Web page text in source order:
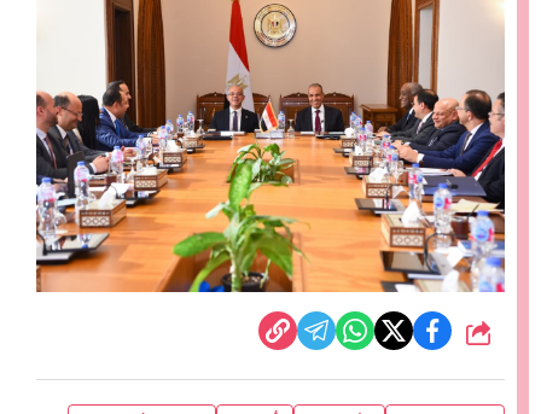
شارك